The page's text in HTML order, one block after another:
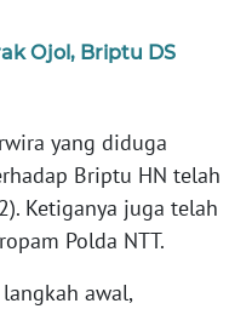
Ojol, Briptu DS
yang diduga
Briptu HN telah
Ketiganya juga telah
Polda NTT.
awal,